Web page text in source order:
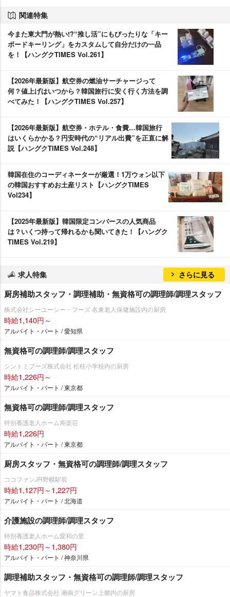
関連特集
今また東大門が熱い!?“推し活”にもぴったりな「キー
ボードキーリング」をカスタムして自分だけの一品
を！【ハングクTIMES Vol.261】
【2026年最新版】航空券の燃油サーチャージって
何？値上げはいつから？韓国旅行に安く行く方法を調
べてみた！【ハングクTIMES Vol.257】
【2026年最新版】航空券・ホテル・食費…韓国旅行
はいくらかかる？円安時代の“リアル出費”を正直に解
説【ハングクTIMES Vol.248】
韓国在住のコーディネーターが厳選！1万ウォン以下
の韓国おすすめお土産リスト【ハングクTIMES
Vol234】
【2025年最新版】韓国限定コンバースの人気商品
は？いくつ持って帰れるかも聞いてきた！【ハングク
TIMES Vol.219】
求人特集 さらに見る
厨房補助スタッフ・調理補助・無資格可の調理師/調理スタッフ
株式会社シーユーシー・フーズ 名東老人保健施設内の厨房
時給1,140円～
アルバイト・パート / 愛知県
無資格可の調理師/調理スタッフ
シントミフーズ株式会社 松枝小学校内の厨房
時給1,226円～
アルバイト・パート / 東京都
無資格可の調理師/調理スタッフ
特別養護老人ホーム寿楽荘
時給1,226円
アルバイト・パート / 東京都
厨房スタッフ・無資格可の調理師/調理スタッフ
ココファンJR野幌駅前
時給1,127円～1,227円
アルバイト・パート / 北海道
介護施設の調理師/調理スタッフ
特別養護老人ホーム愛和の里
時給1,230円～1,380円
アルバイト・パート / 神奈川県
調理補助スタッフ・無資格可の調理師/調理スタッフ
ヤマト食品株式会社 湘南グリーン上郷内の厨房